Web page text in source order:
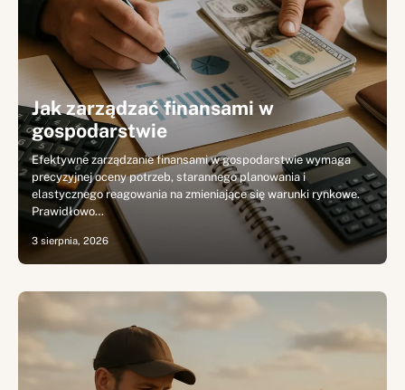
Jak zarządzać finansami w
gospodarstwie
Efektywne zarządzanie finansami w gospodarstwie wymaga
precyzyjnej oceny potrzeb, starannego planowania i
elastycznego reagowania na zmieniające się warunki rynkowe.
Prawidłowo…
3 sierpnia, 2026